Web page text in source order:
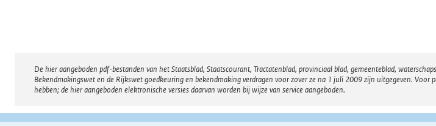
Disclaimer
De hier aangeboden pdf-bestanden van het Staatsblad, Staatscourant, Tractatenblad, provinciaal blad, gemeenteblad,
Bekendmakingswet en de Rijkswet goedkeuring en bekendmaking verdragen voor zover ze na 1 juli 2009 zijn uitgegeven.
hebben; de hier aangeboden elektronische versies daarvan worden bij wijze van service aangeboden.